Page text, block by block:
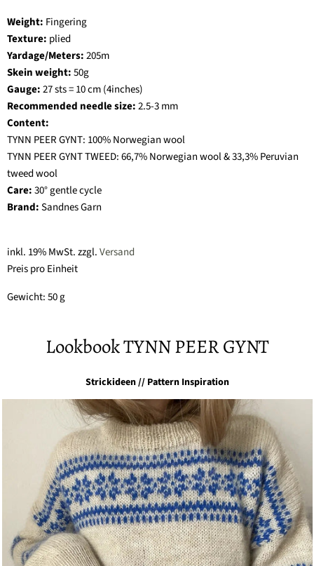
Weight: Fingering
Texture: plied
Yardage/Meters:205m
Skein weight:50g
Gauge:27 sts = 10 cm(4inches)
Recommended needle size:2.5-3 mm
Content:
TYNN PEER GYNT: 100% Norwegian wool
TYNN PEER GYNT TWEED: 66,7% Norwegian wool & 33,3% Peruvian
tweed wool
Care:30° gentle cycle
Brand:Sandnes Garn
inkl. 19% MwSt. zzgl.Versand
Preis pro Einheit
Gewicht: 50g
Lookbook TYNN PEER GYNT
Strickideen // Pattern Inspiration